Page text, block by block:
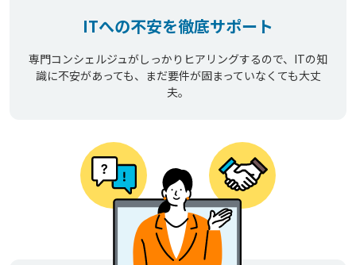
ITへの不安を徹底サポート
専門コンシェルジュがしっかりヒアリングするので、ITの知
識に不安があっても、まだ要件が固まっていなくても大丈
夫。